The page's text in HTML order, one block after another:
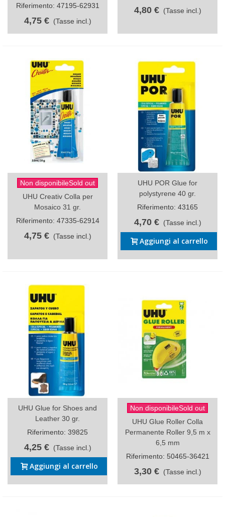
Riferimento: 47195-62931
4,75 € (Tasse incl.)
4,80 € (Tasse incl.)
Non disponibileSold out
UHU Creativ Colla per
Mosaico 31 gr.
Riferimento: 47335-62914
4,75 € (Tasse incl.)
UHU POR Glue for
polystyrene 40 gr.
Riferimento: 43165
4,70 € (Tasse incl.)
Aggiungi al carrello
UHU Glue for Shoes and
Leather 30 gr.
Riferimento: 39825
4,25 € (Tasse incl.)
Aggiungi al carrello
Non disponibileSold out
UHU Glue Roller Colla
Permanente Roller 9,5 m x
6,5 mm
Riferimento: 50465-36421
3,30 € (Tasse incl.)